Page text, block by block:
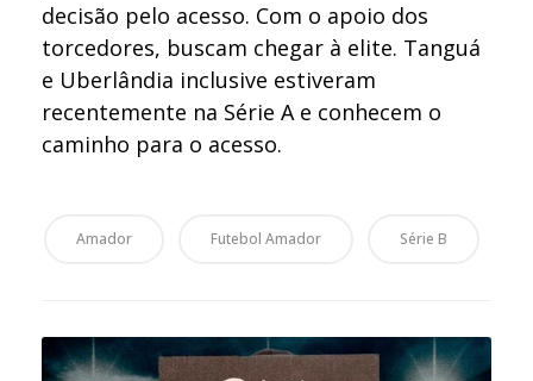
decisão pelo acesso. Com o apoio dos
torcedores, buscam chegar à elite. Tanguá
e Uberlândia inclusive estiveram
recentemente na Série A e conhecem o
caminho para o acesso.
Amador Futebol Amador Série B